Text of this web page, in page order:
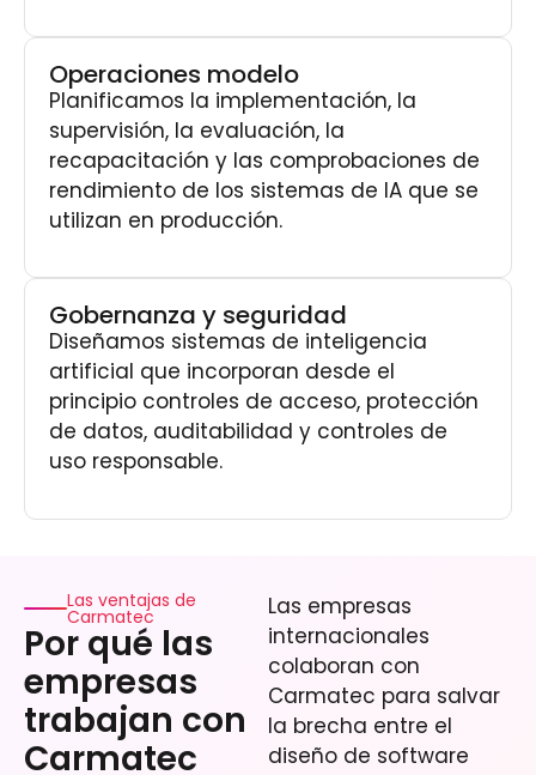
Operaciones modelo
Planificamos la implementación, la
supervisión, la evaluación, la
recapacitación y las comprobaciones de
rendimiento de los sistemas de IA que se
utilizan en producción.
Gobernanza y seguridad
Diseñamos sistemas de inteligencia
artificial que incorporan desde el
principio controles de acceso, protección
de datos, auditabilidad y controles de
uso responsable.
Las ventajas de
Carmatec
Por qué las
empresas
trabajan con
Carmatec
Las empresas
internacionales
colaboran con
Carmatec para salvar
la brecha entre el
diseño de software